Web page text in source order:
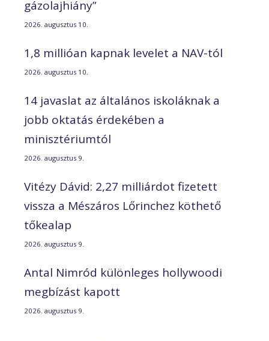
gázolajhiány”
2026. augusztus 10.
1,8 millióan kapnak levelet a NAV-tól
2026. augusztus 10.
14 javaslat az általános iskoláknak a
jobb oktatás érdekében a
minisztériumtól
2026. augusztus 9.
Vitézy Dávid: 2,27 milliárdot fizetett
vissza a Mészáros Lőrinchez köthető
tőkealap
2026. augusztus 9.
Antal Nimród különleges hollywoodi
megbízást kapott
2026. augusztus 9.